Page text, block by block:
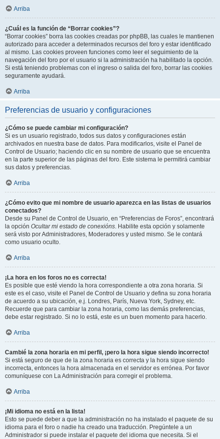
Arriba
¿Cuál es la función de “Borrar cookies”?
“Borrar cookies” borra las cookies creadas por phpBB, las cuales le mantienen
autorizado para acceder a determinados recursos del foro y estar identificado
al mismo. Las cookies proveen funciones como leer el seguimiento de la
navegación del foro por el usuario si la administración ha habilitado la opción.
Si está teniendo problemas con el ingreso o salida del foro, borrar las cookies
seguramente ayudará.
Arriba
Preferencias de usuario y configuraciones
¿Cómo se puede cambiar mi configuración?
Si es un usuario registrado, todos sus datos y configuraciones están
archivados en nuestra base de datos. Para modificarlos, visite el Panel de
Control de Usuario; haciendo clic en su nombre de usuario que se encuentra
en la parte superior de las páginas del foro. Este sistema le permitirá cambiar
sus datos y preferencias.
Arriba
¿Cómo evito que mi nombre de usuario aparezca en las listas de usuarios
conectados?
Desde su Panel de Control de Usuario, en “Preferencias de Foros”, encontrará
la opción Ocultar mi estado de conexións. Habilite esta opción y solamente
será visto por Administradores, Moderadores y usted mismo. Se le contará
como usuario oculto.
Arriba
¡La hora en los foros no es correcta!
Es posible que esté viendo la hora correspondiente a otra zona horaria. Si
este es el caso, visite el Panel de Control de Usuario y defina su zona horaria
de acuerdo a su ubicación, e.j. Londres, París, Nueva York, Sydney, etc.
Recuerde que para cambiar la zona horaria, como las demás preferencias,
debe estar registrado. Si no lo está, este es un buen momento para hacerlo.
Arriba
Cambié la zona horaria en mi perfil, ¡pero la hora sigue siendo incorrecto!
Si está seguro de que de la zona horaria es correcta y la hora sigue siendo
incorrecta, entonces la hora almacenada en el servidor es errónea. Por favor
comuníquese con La Administración para corregir el problema.
Arriba
¡Mi idioma no está en la lista!
Esto se puede deber a que la administración no ha instalado el paquete de su
idioma para el foro o nadie ha creado una traducción. Pregúntele a un
Administrador si puede instalar el paquete del idioma que necesita. Si el